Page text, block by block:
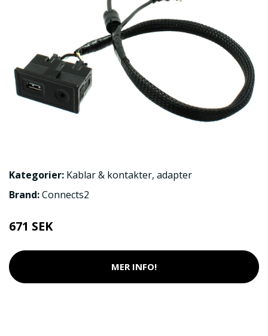
Kategorier: Kablar & kontakter, adapter
Brand:Connects2
671 SEK
MER INFO!